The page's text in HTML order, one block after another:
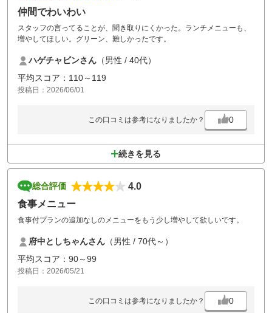
仲間でわいわい
スタッフの言ってることが、聞き取りにくかった。ランチメニューも、
増やしてほしい。グリーン、難しかったです。
ハゲチャビンさん （男性 / 40代）
平均スコア：110～119
投稿日：2026/06/01
この口コミは参考になりましたか？ 0
続きを見る
総合評価
4.0
食事メニュー
食事付プランの追加なしのメニューをもう少し増やして欲しいです。
府中としちゃんさん （男性 / 70代～）
平均スコア：90～99
投稿日：2026/05/21
この口コミは参考になりましたか？ 0